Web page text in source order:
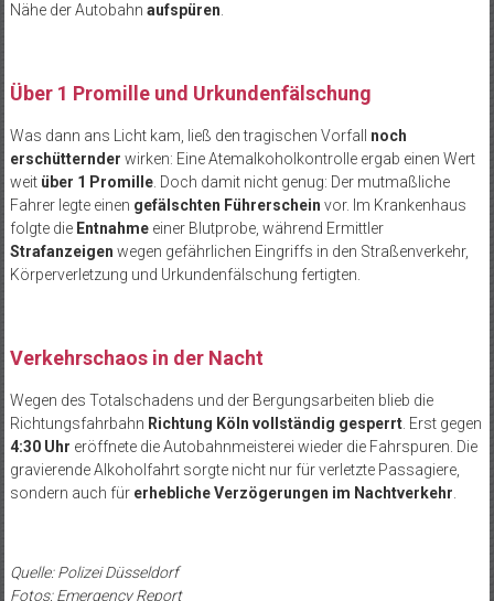
Nähe der Autobahn aufspüren.
Über 1 Promille und Urkundenfälschung
Was dann ans Licht kam, ließ den tragischen Vorfall noch
erschütternder wirken: Eine Atemalkoholkontrolle ergab einen Wert
weit über 1 Promille. Doch damit nicht genug: Der mutmaßliche
Fahrer legte einen gefälschten Führerschein vor. Im Krankenhaus
folgte die Entnahmeeiner Blutprobe, während Ermittler
Strafanzeigen wegen gefährlichen Eingriffs in den Straßenverkehr,
Körperverletzung und Urkundenfälschung fertigten.
Verkehrschaos in der Nacht
Wegen des Totalschadens und der Bergungsarbeiten blieb die
Richtungsfahrbahn Richtung Köln vollständig gesperrt. Erst gegen
4:30 Uhr eröffnete die Autobahnmeisterei wieder die Fahrspuren. Die
gravierende Alkoholfahrt sorgte nicht nur für verletzte Passagiere,
sondern auch für erhebliche Verzögerungen im Nachtverkehr.
Quelle: Polizei Düsseldorf
Fotos: Emergency Report